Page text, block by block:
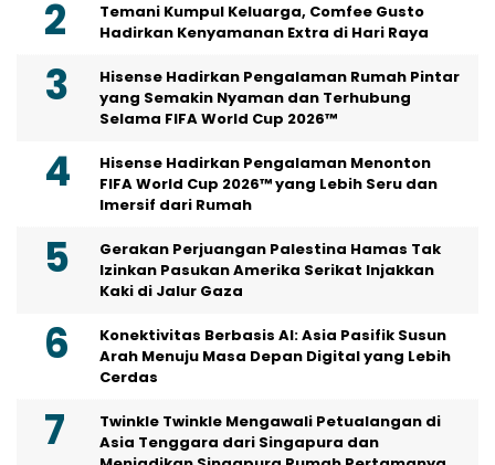
Temani Kumpul Keluarga, Comfee Gusto
Hadirkan Kenyamanan Extra di Hari Raya
Hisense Hadirkan Pengalaman Rumah Pintar
yang Semakin Nyaman dan Terhubung
Selama FIFA World Cup 2026™
Hisense Hadirkan Pengalaman Menonton
FIFA World Cup 2026™ yang Lebih Seru dan
Imersif dari Rumah
Gerakan Perjuangan Palestina Hamas Tak
Izinkan Pasukan Amerika Serikat Injakkan
Kaki di Jalur Gaza
Konektivitas Berbasis AI: Asia Pasifik Susun
Arah Menuju Masa Depan Digital yang Lebih
Cerdas
Twinkle Twinkle Mengawali Petualangan di
Asia Tenggara dari Singapura dan